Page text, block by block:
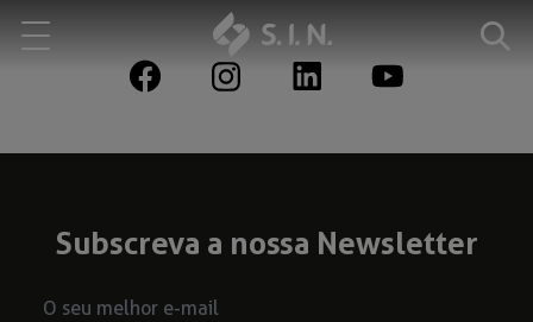
Subscreva a nossa Newsletter